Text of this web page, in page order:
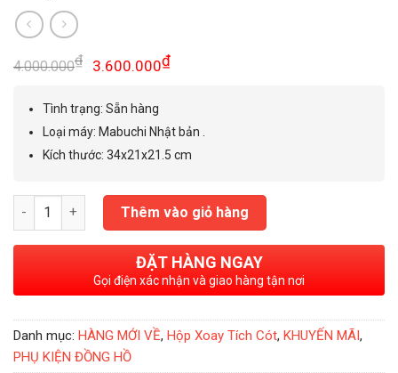
4.000.000₫
Giá
là:
4.000.000₫.
3.600.000₫Giá
là:
3.600.000₫.
Tình trạng: Sẵn hàng
Loại máy: Mabuchi Nhật bản .
Kích thước: 34x21x21.5 cm
Hộp Xoay Đồng Hồ Tích Cót Milford 4 Xoay 6 Tĩnh số lượng
Thêm vào giỏ hàng
ĐẶT HÀNG NGAY
Gọi điện xác nhận và giao hàng tận nơi
Danh mục: HÀNG MỚI VỀ, Hộp Xoay Tích Cót, KHUYẾN MÃI,
PHỤ KIỆN ĐỒNG HỒ